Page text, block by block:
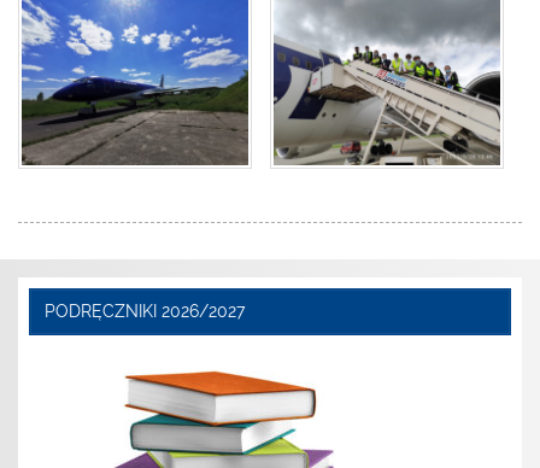
PODRĘCZNIKI 2026/2027